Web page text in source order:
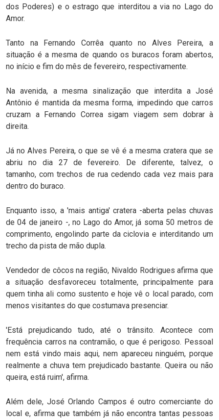
dos Poderes) e o estrago que interditou a via no Lago do
Amor.
Tanto na Fernando Corrêa quanto no Alves Pereira, a
situação é a mesma de quando os buracos foram abertos,
no início e fim do mês de fevereiro, respectivamente.
Na avenida, a mesma sinalização que interdita a José
Antônio é mantida da mesma forma, impedindo que carros
cruzam a Fernando Correa sigam viagem sem dobrar à
direita.
Já no Alves Pereira, o que se vê é a mesma cratera que se
abriu no dia 27 de fevereiro. De diferente, talvez, o
tamanho, com trechos de rua cedendo cada vez mais para
dentro do buraco.
Enquanto isso, a 'mais antiga' cratera -aberta pelas chuvas
de 04 de janeiro -, no Lago do Amor, já soma 50 metros de
comprimento, engolindo parte da ciclovia e interditando um
trecho da pista de mão dupla.
Vendedor de côcos na região, Nivaldo Rodrigues afirma que
a situação desfavoreceu totalmente, principalmente para
quem tinha ali como sustento e hoje vê o local parado, com
menos visitantes do que costumava presenciar.
'Está prejudicando tudo, até o trânsito. Acontece com
frequência carros na contramão, o que é perigoso. Pessoal
nem está vindo mais aqui, nem apareceu ninguém, porque
realmente a chuva tem prejudicado bastante. Queira ou não
queira, está ruim', afirma.
Além dele, José Orlando Campos é outro comerciante do
local e, afirma que também já não encontra tantas pessoas